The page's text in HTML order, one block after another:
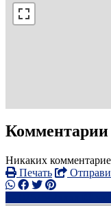
Комментарии
Никаких
Печать